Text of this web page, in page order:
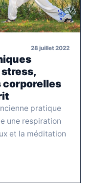
28 juillet 2022
corporelles
pratique
une respiration
et la méditation